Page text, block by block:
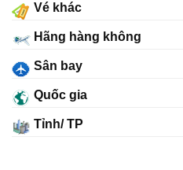
Vé khác
Hãng hàng không
Sân bay
Quốc gia
Tỉnh/ TP